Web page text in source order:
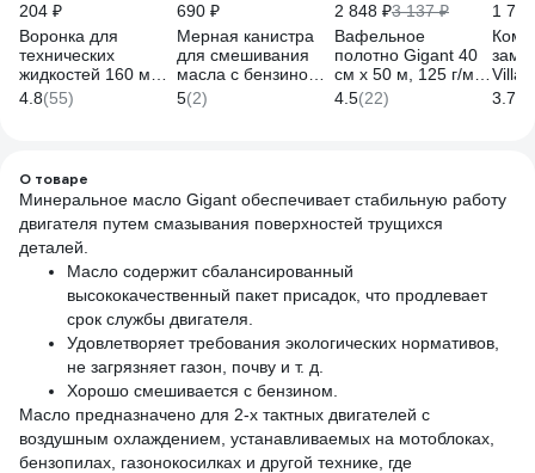
204 ₽
Воронка для
технических
жидкостей 160 мм,
ПНД, красная
Gigant GT-67830
4.8(55)
690 ₽
Мерная канистра
для смешивания
масла с бензином
BURAN MIX
GAS&OIL S00123
5(2)
2 848 ₽3 137 ₽
Вафельное
полотно Gigant 40
см х 50 м, 125 г/м2
GVL-200
4.5(22)
1
3.7
О товаре
Минеральное масло Gigant обеспечивает стабильную работу
двигателя путем смазывания поверхностей трущихся
деталей.
Масло содержит сбалансированный
высококачественный пакет присадок, что продлевает
срок службы двигателя.
Удовлетворяет требования экологических нормативов,
не загрязняет газон, почву и т. д.
Хорошо смешивается с бензином.
Масло предназначено для 2-х тактных двигателей с
воздушным охлаждением, устанавливаемых на мотоблоках,
бензопилах, газонокосилках и другой технике, где